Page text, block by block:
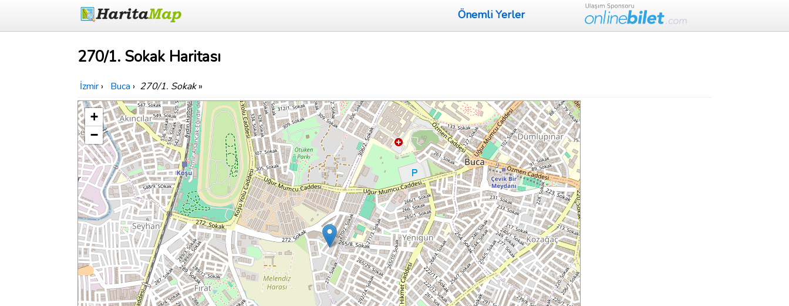
Önemli Yerler
270/1. Sokak Haritası
İzmir › Buca › 270/1. Sokak»
+
−